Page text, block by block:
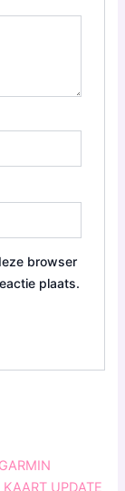
browser
plaats.